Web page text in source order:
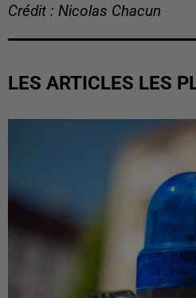
Crédit : Nicolas Chacun
LES ARTICLES LES